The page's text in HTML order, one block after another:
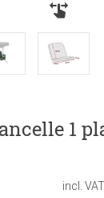
1
incl.